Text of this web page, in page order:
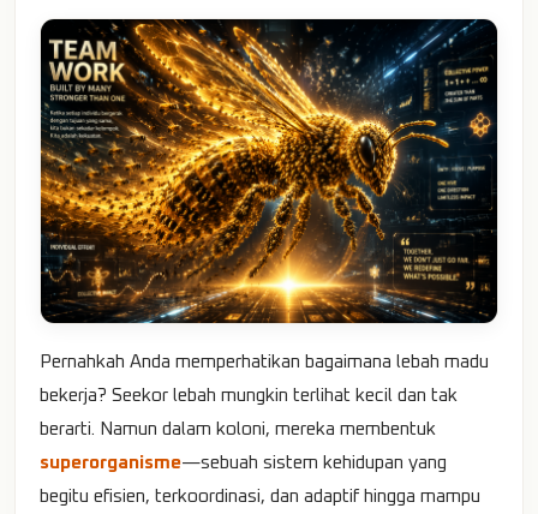
Pernahkah Anda memperhatikan bagaimana lebah madu
bekerja? Seekor lebah mungkin terlihat kecil dan tak
berarti. Namun dalam koloni, mereka membentuk
superorganisme—sebuah sistem kehidupan yang
begitu efisien, terkoordinasi, dan adaptif hingga mampu